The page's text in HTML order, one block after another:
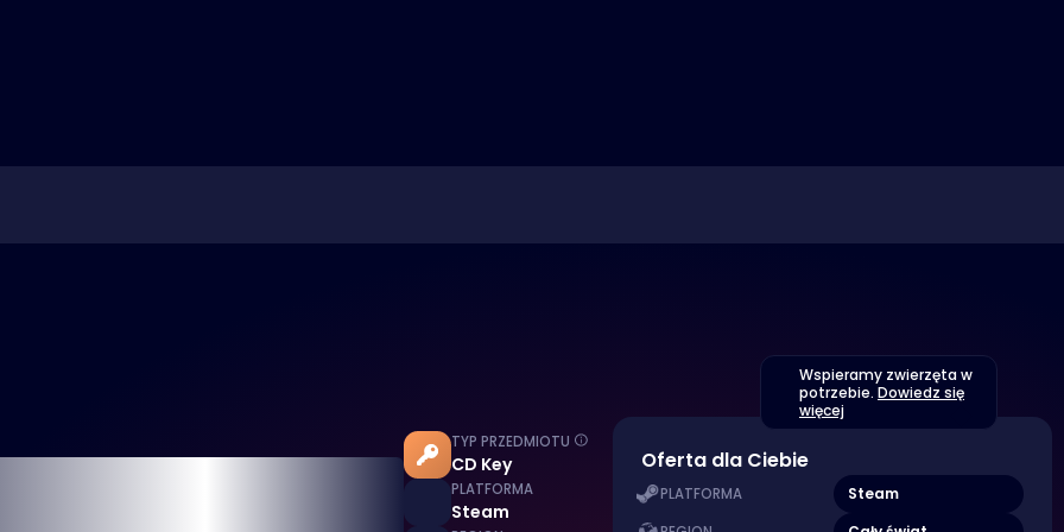
TYP PRZEDMIOTU
CD Key
PLATFORMA
Steam
Wspieramy zwierzęta w
potrzebie. Dowiedz się
więcej
Oferta dla Ciebie
PLATFORMA Steam